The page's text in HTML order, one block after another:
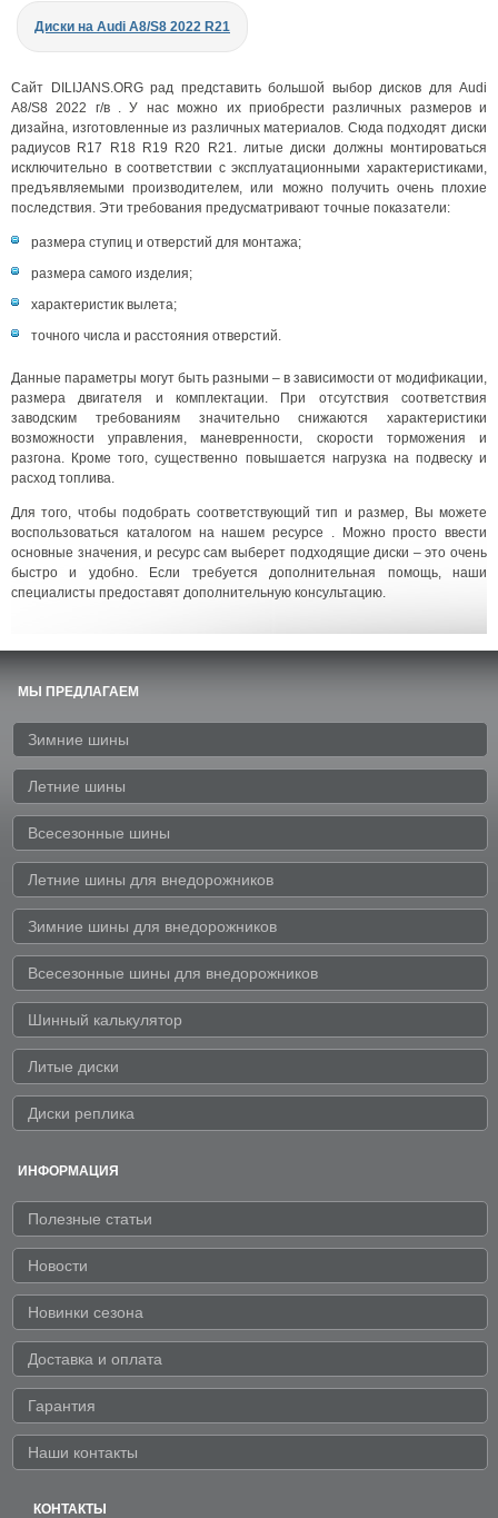
Диски на Audi A8/S8 2022 R21
Сайт DILIJANS.ORG рад представить большой выбор дисков для Audi
A8/S8 2022 г/в . У нас можно их приобрести различных размеров и
дизайна, изготовленные из различных материалов. Сюда подходят диски
радиусов R17 R18 R19 R20 R21. литые диски должны монтироваться
исключительно в соответствии с эксплуатационными характеристиками,
предъявляемыми производителем, или можно получить очень плохие
последствия. Эти требования предусматривают точные показатели:
размера ступиц и отверстий для монтажа;
размера самого изделия;
характеристик вылета;
точного числа и расстояния отверстий.
Данные параметры могут быть разными – в зависимости от модификации,
размера двигателя и комплектации. При отсутствия соответствия
заводским требованиям значительно снижаются характеристики
возможности управления, маневренности, скорости торможения и
разгона. Кроме того, существенно повышается нагрузка на подвеску и
расход топлива.
Для того, чтобы подобрать соответствующий тип и размер, Вы можете
воспользоваться каталогом на нашем ресурсе . Можно просто ввести
основные значения, и ресурс сам выберет подходящие диски – это очень
быстро и удобно. Если требуется дополнительная помощь, наши
специалисты предоставят дополнительную консультацию.
МЫ ПРЕДЛАГАЕМ
Зимние шины
Летние шины
Всесезонные шины
Летние шины для внедорожников
Зимние шины для внедорожников
Всесезонные шины для внедорожников
Шинный калькулятор
Литые диски
Диски реплика
ИНФОРМАЦИЯ
Полезные статьи
Новости
Новинки сезона
Доставка и оплата
Гарантия
Наши контакты
КОНТАКТЫ